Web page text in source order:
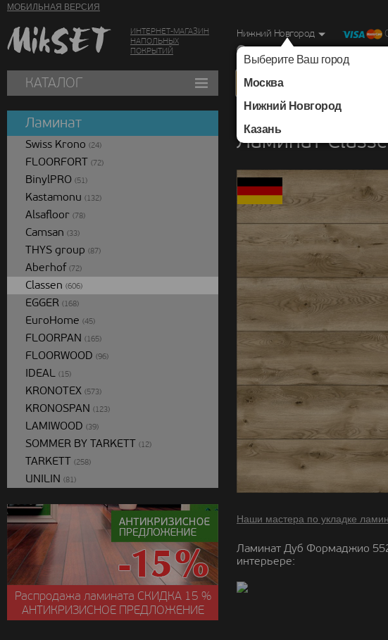
МОБИЛЬНАЯ ВЕРСИЯ
ИНТЕРНЕТ-МАГАЗИН
НАПОЛЬНЫХ
ПОКРЫТИЙ
Нижний Новгород
Выберите Ваш город
Москва
Нижний Новгород
Казань
г. Нижний Новгород, Ул.
КАТАЛОГ
Ламинат
Наши мастера по укладке
Ламинат Дуб Формаджио
интерьере:
Ламинат
Swiss Krono (24)
FLOORFORT (72)
BinylPRO (51)
Kastamonu (132)
Alsafloor (78)
Camsan (33)
THYS group (87)
Aberhof (72)
Classen (606)
EGGER (168)
EuroHome (45)
FLOORPAN (165)
FLOORWOOD (96)
IDEAL (15)
KRONOTEX (573)
KRONOSPAN (123)
LAMIWOOD (39)
SOMMER BY TARKETT (12)
TARKETT (258)
UNILIN (81)
Распродажа ламината СКИДКА15 %
АНТИКРИЗИСНОЕ ПРЕДЛОЖЕНИЕ